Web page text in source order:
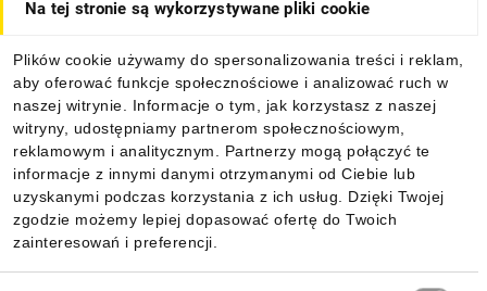
Na tej stronie są wykorzystywane pliki cookie
Plików cookie używamy do spersonalizowania treści i reklam,
aby oferować funkcje społecznościowe i analizować ruch w
naszej witrynie. Informacje o tym, jak korzystasz z naszej
witryny, udostępniamy partnerom społecznościowym,
reklamowym i analitycznym. Partnerzy mogą połączyć te
informacje z innymi danymi otrzymanymi od Ciebie lub
uzyskanymi podczas korzystania z ich usług. Dzięki Twojej
zgodzie możemy lepiej dopasować ofertę do Twoich
zainteresowań i preferencji.
Informacje
Pobierz naszą aplikację mobilną: